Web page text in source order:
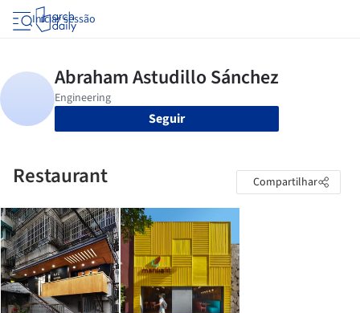
Iniciar sessão
Seguir
Restaurant Compartilhar